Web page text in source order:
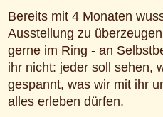
Bereits mit 4 Monaten
Ausstellung zu
gerne im Ring - an
ihr nicht: jeder soll sehen,
gespannt, was wir mit ihr
alles erleben dürfen.